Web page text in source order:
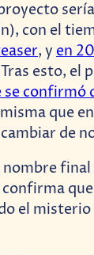
sería
con el
, y en
esto, el
confirmó
que
de
nombre
confirma
el misterio